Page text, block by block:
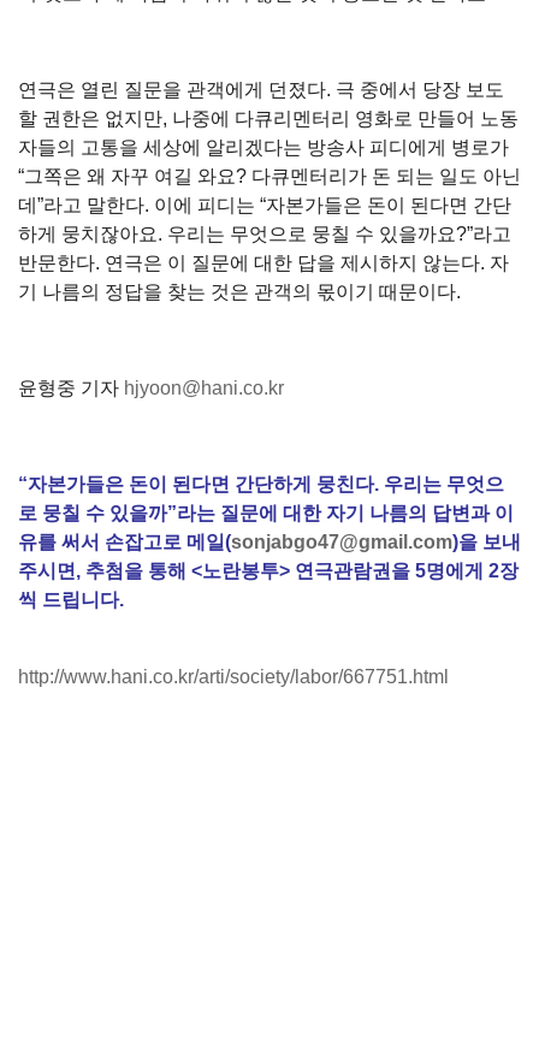
연극은 열린 질문을 관객에게 던졌다. 극 중에서 당장 보도
할 권한은 없지만, 나중에 다큐리멘터리 영화로 만들어 노동
자들의 고통을 세상에 알리겠다는 방송사 피디에게 병로가
“그쪽은 왜 자꾸 여길 와요? 다큐멘터리가 돈 되는 일도 아닌
데”라고 말한다. 이에 피디는 “자본가들은 돈이 된다면 간단
하게 뭉치잖아요. 우리는 무엇으로 뭉칠 수 있을까요?”라고
반문한다. 연극은 이 질문에 대한 답을 제시하지 않는다. 자
기 나름의 정답을 찾는 것은 관객의 몫이기 때문이다.
윤형중 기자 hjyoon@hani.co.kr
“자본가들은 돈이 된다면 간단하게 뭉친다. 우리는 무엇으
로 뭉칠 수 있을까”라는 질문에 대한 자기 나름의 답변과 이
유를 써서 손잡고로 메일(sonjabgo47@gmail.com)을 보내
주시면, 추첨을 통해 <노란봉투> 연극관람권을 5명에게 2장
씩 드립니다.
http://www.hani.co.kr/arti/society/labor/667751.html